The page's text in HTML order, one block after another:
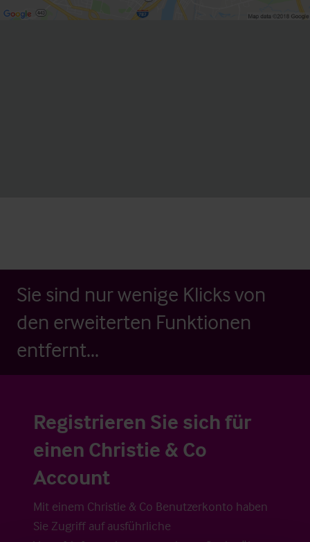
Sie sind nur wenige Klicks von
den erweiterten Funktionen
entfernt...
Registrieren Sie sich für
einen Christie & Co
Account
Mit einem Christie & Co Benutzerkonto haben
Sie Zugriff auf ausführliche